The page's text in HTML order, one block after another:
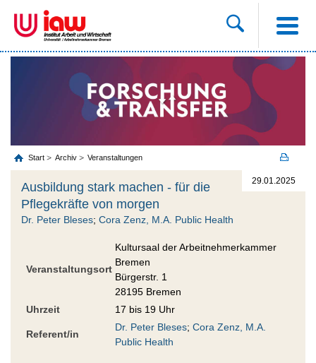
Start Archiv Veranstaltungen
29.01.2025
Ausbildung stark machen - für die
Pflegekräfte von morgen
Dr. Peter Bleses; Cora Zenz, M.A. Public Health
Veranstaltungsort
Kultursaal der Arbeitnehmerkammer
Bremen
Bürgerstr. 1
28195 Bremen
Uhrzeit
17 bis 19 Uhr
Referent/in
Dr. Peter Bleses; Cora Zenz, M.A.
Public Health